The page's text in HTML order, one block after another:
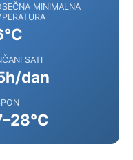
MINIMALNA
SATI
dan